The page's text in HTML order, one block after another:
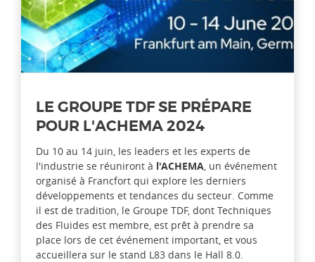
LE GROUPE TDF SE PRÉPARE
POUR L'ACHEMA 2024
Du 10 au 14 juin, les leaders et les experts de
l'industrie se réuniront à l'ACHEMA , un événement
organisé à Francfort qui explore les derniers
développements et tendances du secteur. Comme
il est de tradition, le Groupe TDF, dont Techniques
des Fluides est membre, est prêt à prendre sa
place lors de cet événement important, et vous
accueillera sur le stand L83 dans le Hall 8.0.